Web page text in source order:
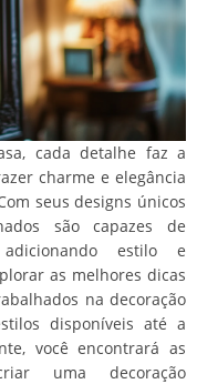
cada detalhe faz a
charme e elegância
seus designs únicos
são capazes de
estilo e
as melhores dicas
na decoração
disponíveis até a
você encontrará as
uma decoração